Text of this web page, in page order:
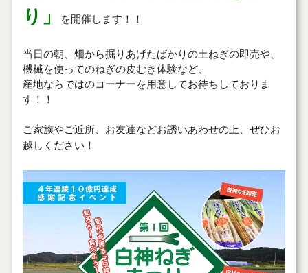
り」
を開催します！！
当日の朝、畑から掘りあげたばかりの土ねぎの即売や、
機械を使ってのねぎの皮むき体験など、
産地ならではのコーナーを用意してお待ちしておりま
す！！
ご家族やご近所、お友達などお誘いあわせの上、ぜひお
越しください！